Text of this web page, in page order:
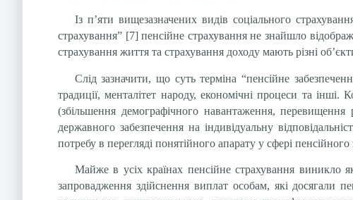
Із п’яти вищезазначених видів соціального
страхування” [7] пенсійне страхування не знайшло
страхування життя та страхування доходу мають різні
Слід зазначити, що суть терміна “пенсійне
традиції, менталітет народу, економічні процеси та
(збільшення демографічного навантаження, перевищення
державного забезпечення на індивідуальну
потребу в перегляді понятійного апарату у сфері
Майже в усіх країнах пенсійне страхування виникло
запровадження здійснення виплат особам, які досягали